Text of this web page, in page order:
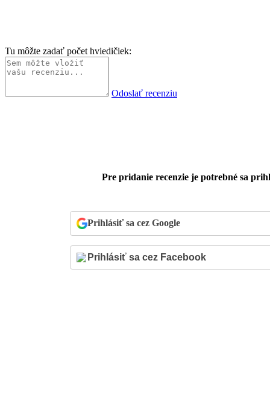
Tu môžte zadať počet hviedičiek:
Odoslať recenziu
Pre pridanie recenzie je potrebné sa
Prihlásiť sa cez Google